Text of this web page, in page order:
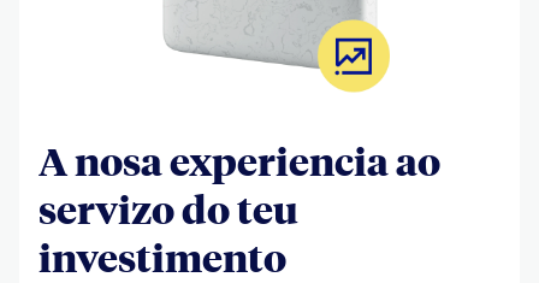
A nosa experiencia ao
servizo do teu
investimento